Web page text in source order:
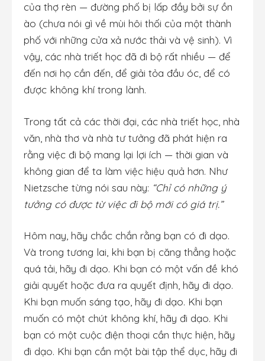
của thợ rèn — đường phố bị lấp đầy bởi sự ồn
ào (chưa nói gì về mùi hôi thối của một thành
phố với những cửa xả nước thải và vệ sinh). Vì
vậy, các nhà triết học đã đi bộ rất nhiều — để
đến nơi họ cần đến, để giải tỏa đầu óc, để có
được không khí trong lành.
Trong tất cả các thời đại, các nhà triết học, nhà
văn, nhà thơ và nhà tư tưởng đã phát hiện ra
rằng việc đi bộ mang lại lợi ích — thời gian và
không gian để ta làm việc hiệu quả hơn. Như
Nietzsche từng nói sau này: “Chỉ có những ý
tưởng có được từ việc đi bộ mới có giá trị.”
Hôm nay, hãy chắc chắn rằng bạn có đi dạo.
Và trong tương lai, khi bạn bị căng thẳng hoặc
quá tải, hãy đi dạo. Khi bạn có một vấn đề khó
giải quyết hoặc đưa ra quyết định, hãy đi dạo.
Khi bạn muốn sáng tạo, hãy đi dạo. Khi bạn
muốn có một chút không khí, hãy đi dạo. Khi
bạn có một cuộc điện thoại cần thực hiện, hãy
đi dạo. Khi bạn cần một bài tập thể dục, hãy đi